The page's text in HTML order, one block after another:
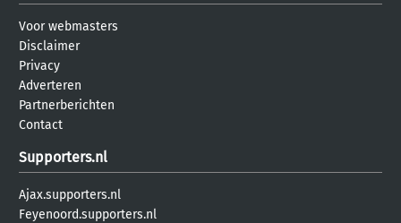
Voor webmasters
Disclaimer
Privacy
Adverteren
Partnerberichten
Contact
Supporters.nl
Ajax.supporters.nl
Feyenoord.supporters.nl